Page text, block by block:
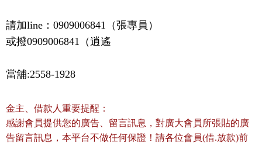
請加line：0909006841（張專員）
或撥0909006841（逍遙
當舖:2558-1928
金主、借款人重要提醒：
感謝會員提供您的廣告、留言訊息，對廣大會員所張貼的廣
告留言訊息，本平台不做任何保證！請各位會員(借.放款)前